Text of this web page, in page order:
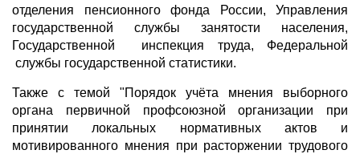
отделения пенсионного фонда России, Управления
государственной службы занятости населения,
Государственной инспекция труда, Федеральной
службы государственной статистики.
Также с темой "Порядок учёта мнения выборного
органа первичной профсоюзной организации при
принятии локальных нормативных актов и
мотивированного мнения при расторжении трудового